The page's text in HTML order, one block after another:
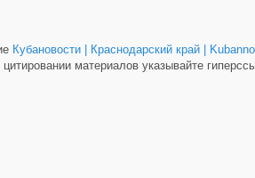
Кубановости | Краснодарский край |
цитировании материалов указывайте